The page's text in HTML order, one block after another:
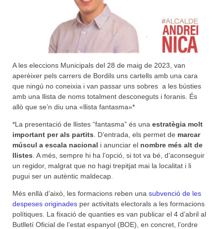
A les eleccions Municipals del 28 de maig de 2023, van
aperèixer pels carrers de Bordils uns cartells amb una cara
que ningú no coneixia i van passar uns sobres a les bústies
amb una llista de noms totalment desconeguts i foranis. És
allò que se’n diu una «llista fantasma»*
*La presentació de llistes “fantasma” és una estratègia molt
important per als partits . D’entrada, els permet de marcar
múscul a escala nacional i anunciar el nombre més alt de
llistes . A més, sempre hi ha l’opció, si tot va bé, d’aconseguir
un regidor, malgrat que no hagi trepitjat mai la localitat i li
pugui ser un autèntic maldecap.
Més enllà d’això, les formacions reben una subvenció de les
despeses originades per activitats electorals a les formacions
polítiques. La fixació de quanties es van publicar el 4 d’abril al
Butlletí Oficial de l’estat espanyol (BOE), en concret, l’ordre